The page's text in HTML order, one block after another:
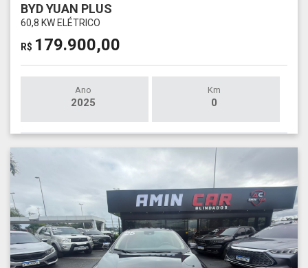
BYD YUAN PLUS
60,8 KW ELÉTRICO
R$ 179.900,00
Ano
2025
Km
0